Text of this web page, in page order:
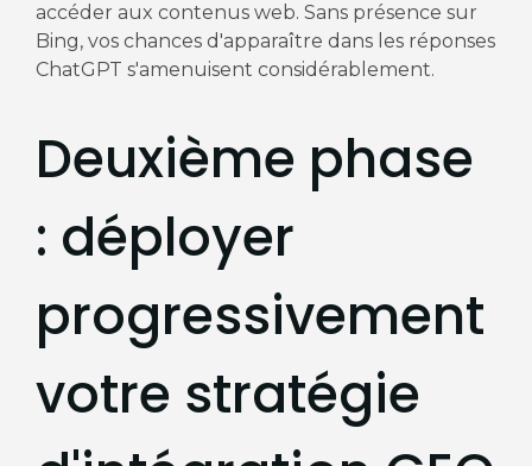
accéder aux contenus web. Sans présence sur
Bing, vos chances d'apparaître dans les réponses
ChatGPT s'amenuisent considérablement.
Deuxième phase
: déployer
progressivement
votre stratégie